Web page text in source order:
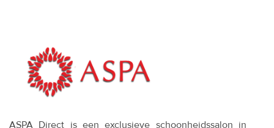
ASPA Direct is een exclusieve schoonheidssalon in